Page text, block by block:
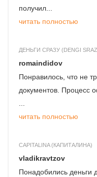
получил...
читать полностью
ДЕНЬГИ СРАЗУ (DENGI
romaindidov
Понравилось, что не
документов. Процесс
читать полностью
CAPITALINA (КАПИТАЛИНА)
vladikravtzov
Понадобились деньги